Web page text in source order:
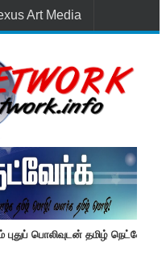
Art Media
பொலிவுடன் தமிழ் நெட்வேர்க்.